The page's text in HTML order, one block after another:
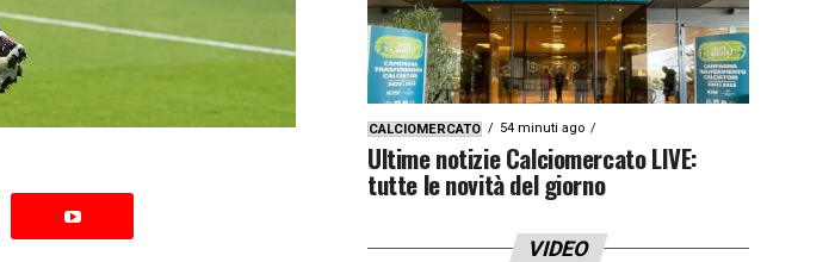
CALCIOMERCATO 54 minuti ago
Ultime notizie Calciomercato LIVE:
tutte le novità del giorno
VIDEO